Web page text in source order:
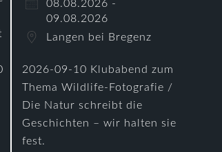
08.08.2026 -
09.08.2026
Langen bei Bregenz
2026-09-10 Klubabend zum
Thema Wildlife-Fotografie /
Die Natur schreibt die
Geschichten – wir halten sie
fest.